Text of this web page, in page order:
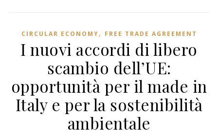
CIRCULAR ECONOMY, FREE TRADE AGREEMENT
I nuovi accordi di libero
scambio dell’UE:
opportunità per il made in
Italy e per la sostenibilità
ambientale